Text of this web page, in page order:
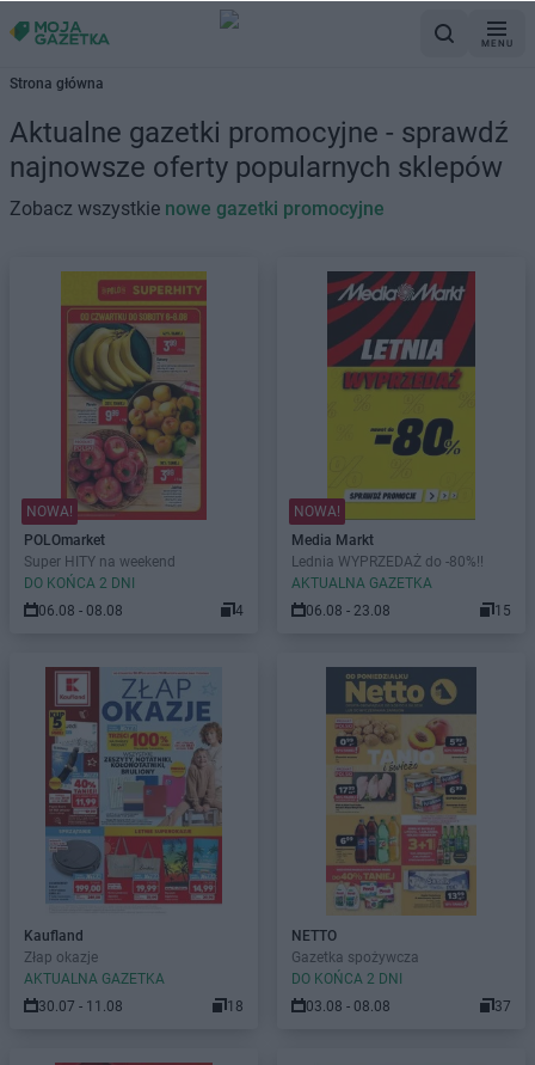
MENU
Strona główna
Aktualne gazetki promocyjne - sprawdź
najnowsze oferty popularnych sklepów
Zobacz wszystkie nowe gazetki promocyjne
NOWA!
POLOmarket
Super HITY na weekend
DO KOŃCA 2 DNI
06.08 - 08.08
4
NOWA!
Media Markt
Lednia WYPRZEDAŻ do -80%!!
AKTUALNA GAZETKA
06.08 - 23.08
15
Kaufland
Złap okazje
AKTUALNA GAZETKA
30.07 - 11.08
18
NETTO
Gazetka spożywcza
DO KOŃCA 2 DNI
03.08 - 08.08
37